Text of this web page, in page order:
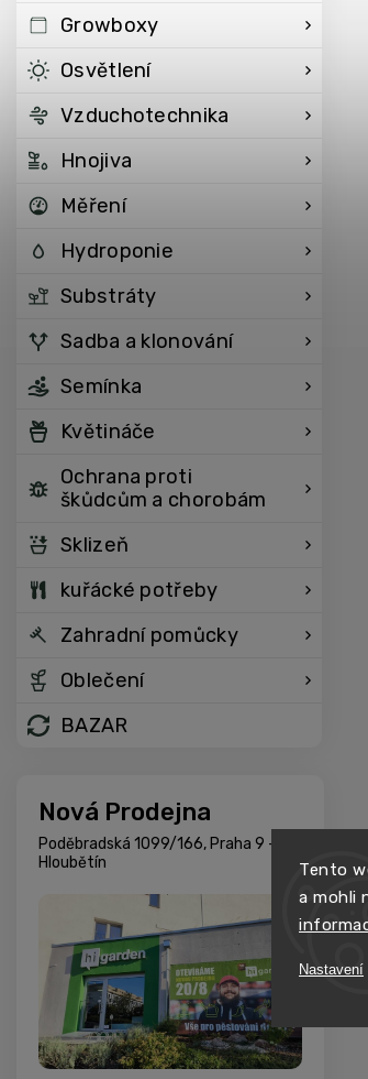
Tento
a mohli
Nastavení
Growboxy
Osvětlení
Vzduchotechnika
Hnojiva
Měření
Hydroponie
Substráty
Sadba a klonování
Semínka
Květináče
Ochrana proti
škůdcům a chorobám
Sklizeň
kuřácké potřeby
Zahradní pomůcky
Oblečení
BAZAR
Nová Prodejna
Poděbradská 1099/166, Praha 9 -
Hloubětín